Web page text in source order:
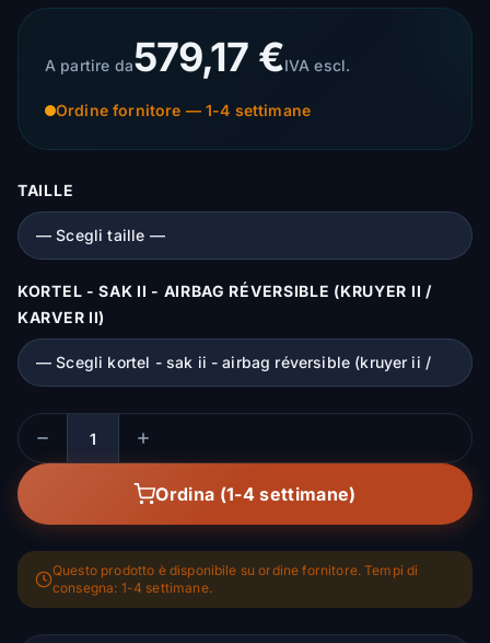
A partire da579,17 €IVA escl.
Ordine fornitore — 1-4 settimane
TAILLE
KORTEL - SAK II - AIRBAG RÉVERSIBLE (KRUYER II /
KARVER II)
Quantità
Ordina (1-4 settimane)
Questo prodotto è disponibile su ordine fornitore. Tempi di
consegna: 1-4 settimane.